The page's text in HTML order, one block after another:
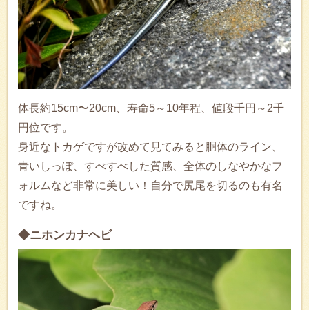
体長約15cm〜20cm、寿命5～10年程、値段千円～2千
円位です。
身近なトカゲですが改めて見てみると胴体のライン、
青いしっぽ、すべすべした質感、全体のしなやかなフ
ォルムなど非常に美しい！自分で尻尾を切るのも有名
ですね。
◆ニホンカナヘビ